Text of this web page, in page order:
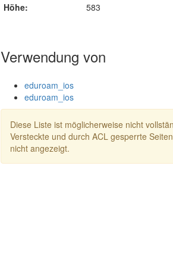
Höhe:
583
Verwendung von
eduroam_ios
eduroam_ios
Diese Liste ist möglicherweise nicht
Versteckte und durch ACL gesperrte
nicht angezeigt.